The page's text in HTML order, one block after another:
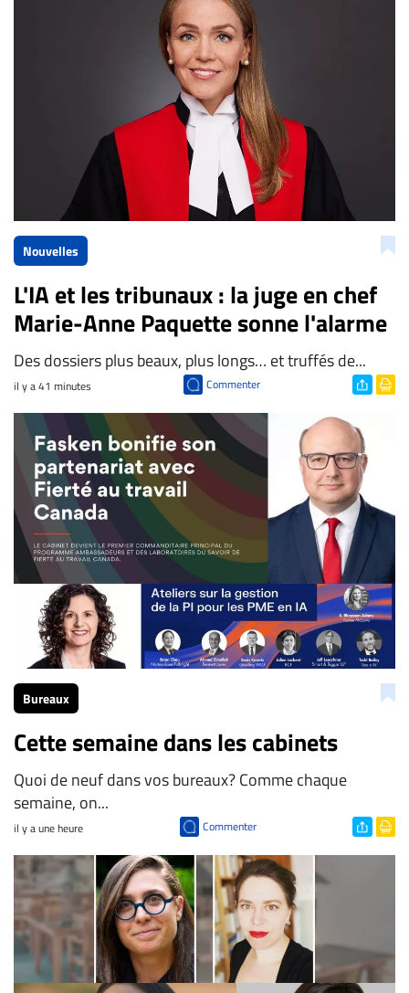
La Rédaction de Droit-inc.com
Nouvelles
L'IA et les tribunaux : la juge en chef
Marie-Anne Paquette sonne l'alarme
Des dossiers plus beaux, plus longs… et truffés de...
il y a 41 minutes Commenter
Bureaux
Cette semaine dans les cabinets
Quoi de neuf dans vos bureaux? Comme chaque
semaine, on...
il y a une heure Commenter